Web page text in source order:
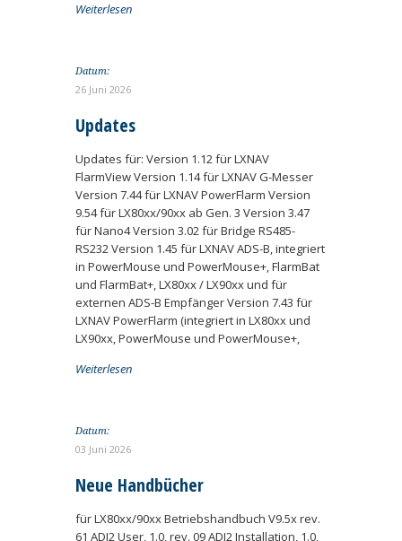
Weiterlesen
Datum:
26 Juni 2026
Updates
Updates für: Version 1.12 für LXNAV
FlarmView Version 1.14 für LXNAV G-Messer
Version 7.44 für LXNAV PowerFlarm Version
9.54 für LX80xx/90xx ab Gen. 3 Version 3.47
für Nano4 Version 3.02 für Bridge RS485-
RS232 Version 1.45 für LXNAV ADS-B, integriert
in PowerMouse und PowerMouse+, FlarmBat
und FlarmBat+, LX80xx / LX90xx und für
externen ADS-B Empfänger Version 7.43 für
LXNAV PowerFlarm (integriert in LX80xx und
LX90xx, PowerMouse und PowerMouse+,
Weiterlesen
Datum:
03 Juni 2026
Neue Handbücher
für LX80xx/90xx Betriebshandbuch V9.5x rev.
61 ADI2 User, 1.0, rev. 09 ADI2 Installation, 1.0,